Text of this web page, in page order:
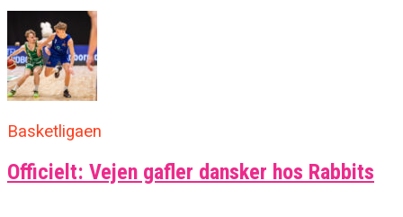
Basketligaen
Officielt: Vejen gafler dansker hos Rabbits